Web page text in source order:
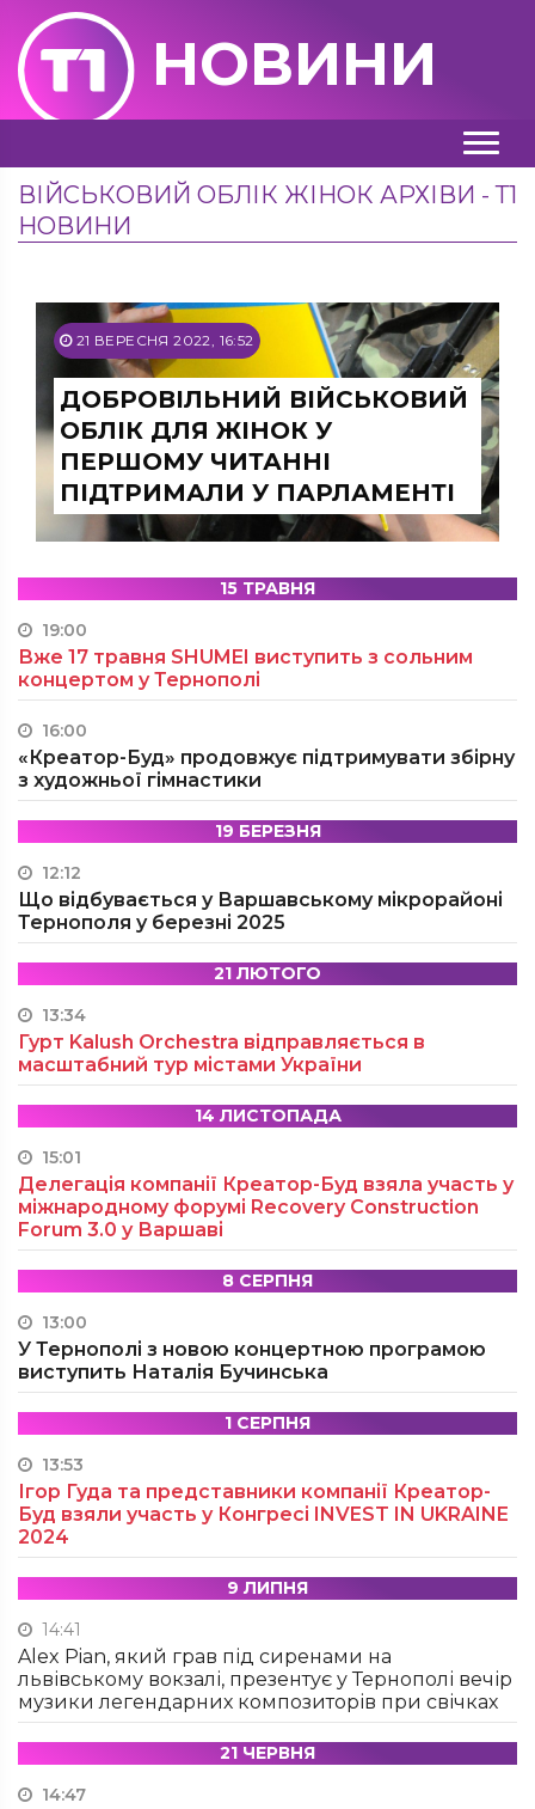
НОВИНИ
ВІЙСЬКОВИЙ ОБЛІК ЖІНОК АРХІВИ - Т1
НОВИНИ
21 ВЕРЕСНЯ 2022, 16:52
ДОБРОВІЛЬНИЙ ВІЙСЬКОВИЙ
ОБЛІК ДЛЯ ЖІНОК У
ПЕРШОМУ ЧИТАННІ
ПІДТРИМАЛИ У ПАРЛАМЕНТІ
15 ТРАВНЯ
19:00
Вже 17 травня SHUMEI виступить з сольним
концертом у Тернополі
16:00
«Креатор-Буд» продовжує підтримувати збірну
з художньої гімнастики
19 БЕРЕЗНЯ
12:12
Що відбувається у Варшавському мікрорайоні
Тернополя у березні 2025
21 ЛЮТОГО
13:34
Гурт Kalush Orchestra відправляється в
масштабний тур містами України
14 ЛИСТОПАДА
15:01
Делегація компанії Креатор-Буд взяла участь у
міжнародному форумі Recovery Construction
Forum 3.0 у Варшаві
8 СЕРПНЯ
13:00
У Тернополі з новою концертною програмою
виступить Наталія Бучинська
1 СЕРПНЯ
13:53
Ігор Гуда та представники компанії Креатор-
Буд взяли участь у Конгресі INVEST IN UKRAINE
2024
9 ЛИПНЯ
14:41
Alex Pian, який грав під сиренами на
львівському вокзалі, презентує у Тернополі вечір
музики легендарних композиторів при свічках
21 ЧЕРВНЯ
14:47